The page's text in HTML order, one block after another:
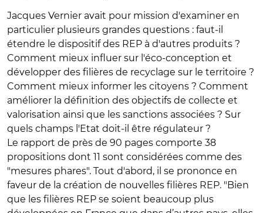
Jacques Vernier avait pour mission d'examiner en
particulier plusieurs grandes questions : faut-il
étendre le dispositif des REP à d'autres produits ?
Comment mieux influer sur l'éco-conception et
développer des filières de recyclage sur le territoire ?
Comment mieux informer les citoyens ? Comment
améliorer la définition des objectifs de collecte et
valorisation ainsi que les sanctions associées ? Sur
quels champs l'Etat doit-il être régulateur ?
Le rapport de près de 90 pages comporte 38
propositions dont 11 sont considérées comme des
"mesures phares". Tout d'abord, il se prononce en
faveur de la création de nouvelles filières REP. "Bien
que les filières REP se soient beaucoup plus